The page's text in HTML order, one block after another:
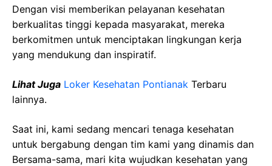
Dengan visi memberikan pelayanan kesehatan
berkualitas tinggi kepada masyarakat, mereka
berkomitmen untuk menciptakan lingkungan kerja
yang mendukung dan inspiratif.
Lihat Juga Loker Kesehatan Pontianak Terbaru
lainnya.
Saat ini, kami sedang mencari tenaga kesehatan
untuk bergabung dengan tim kami yang dinamis dan
Bersama-sama, mari kita wujudkan kesehatan yang